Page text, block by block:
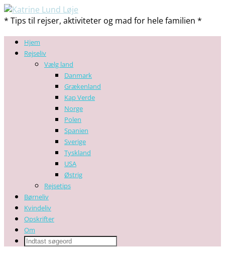
* Tips til rejser, aktiviteter og mad for hele familien *
Hjem
Rejseliv
Vælg land
Danmark
Grækenland
Kap Verde
Norge
Polen
Spanien
Sverige
Tyskland
USA
Østrig
Rejsetips
Børneliv
Kvindeliv
Opskrifter
Om